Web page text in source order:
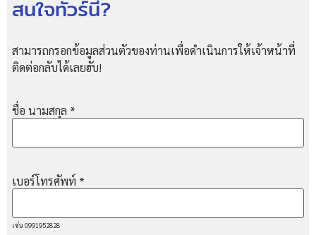
สนใจทัวร์นี้?
สามารถกรอกข้อมูลส่วนตัวของท่านเพื่อดำเนินการให้เจ้าหน้าที่
ติดต่อกลับได้เลยฮับ!
ชื่อ นามสกุล *
เบอร์โทรศัพท์ *
เช่น 0991952828